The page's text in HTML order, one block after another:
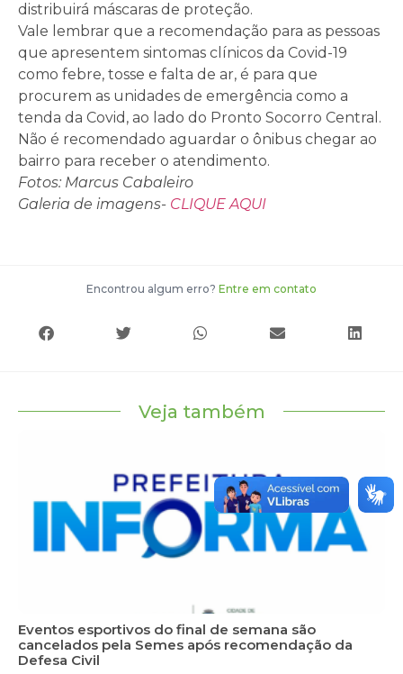
distribuirá máscaras de proteção.
Vale lembrar que a recomendação para as pessoas
que apresentem sintomas clínicos da Covid-19
como febre, tosse e falta de ar, é para que
procurem as unidades de emergência como a
tenda da Covid, ao lado do Pronto Socorro Central.
Não é recomendado aguardar o ônibus chegar ao
bairro para receber o atendimento.
Fotos: Marcus Cabaleiro
Galeria de imagens- CLIQUE AQUI
Encontrou algum erro? Entre em contato
Veja também
Eventos esportivos do final de semana são
cancelados pela Semes após recomendação da
Defesa Civil